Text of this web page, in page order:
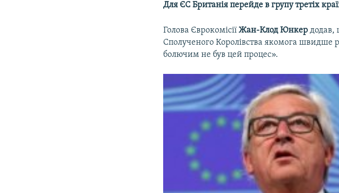
Для ЄС Британія перейде в групу третіх
Голова ЄврокомісіїЖан-Клод Юнкер додав,
Сполученого Королівства якомога швидше
болючим не був цей процес».